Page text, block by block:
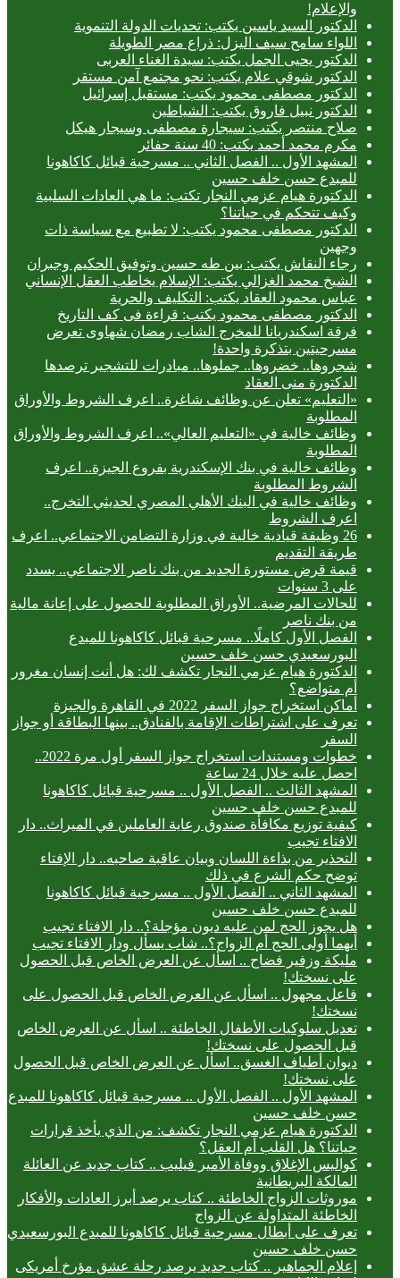
والإعلام!
الدكتور السيد ياسين يكتب: تحديات الدولة التنموية
اللواء سامح سيف اليزل: ذراع مصر الطويلة
الدكتور يحيى الجمل يكتب: سيدة الغناء العربى
الدكتور شوقي علام يكتب: نحو مجتمع آمن مستقر
الدكتور مصطفى محمود يكتب: مستقبل إسرائيل
الدكتور نبيل فاروق يكتب: الشياطين
صلاح منتصر يكتب: سيجارة مصطفى وسيجار هيكل
مكرم محمد أحمد يكتب: 40 سنة حفائر
المشهد الأول .. الفصل الثاني .. مسرحية قبائل كاكاهونا
للمبدع حسن خلف حسين
الدكتورة هيام عزمي النجار تكتب: ما هي العادات السلبية
وكيف تتحكم في حياتنا؟
الدكتور مصطفى محمود يكتب: لا تطبيع مع سياسة ذات
وجهين
رجاء النقاش يكتب: بين طه حسين وتوفيق الحكيم وجبران
الشيخ محمد الغزالي يكتب: الإسلام يخاطب العقل الإنساني
عباس محمود العقاد يكتب: التكليف والحرية
الدكتور مصطفى محمود يكتب: قراءة فى كف التاريخ
فرقة اسكندريانا للمخرج الشاب رمضان شهاوى تعرض
مسرحيتين بتذكرة واحدة!
شجروها.. خضروها.. جملوها.. مبادرات للتشجير ترصدها
الدكتورة منى العقاد
«التعليم» تعلن عن وظائف شاغرة.. اعرف الشروط والأوراق
المطلوبة
وظائف خالية في «التعليم العالي».. اعرف الشروط والأوراق
المطلوبة
وظائف خالية في بنك الإسكندرية بفروع الجيزة.. اعرف
الشروط المطلوبة
وظائف خالية في البنك الأهلي المصري لحديثي التخرج..
اعرف الشروط
26 وظيفة قيادية خالية في وزارة التضامن الاجتماعي.. اعرف
طريقة التقديم
قيمة قرض مستورة الجديد من بنك ناصر الاجتماعي.. يسدد
على 3 سنوات
للحالات المرضية.. الأوراق المطلوبة للحصول على إعانة مالية
من بنك ناصر
الفصل الأول كاملًا.. مسرحية قبائل كاكاهونا للمبدع
البورسعيدي حسن خلف حسين
الدكتورة هيام عزمي النجار تكشف لك: هل أنت إنسان مغرور
أم متواضع؟
أماكن استخراج جواز السفر 2022 في القاهرة والجيزة
تعرف على اشتراطات الإقامة بالفنادق.. بينها البطاقة أو جواز
السفر
خطوات ومستندات استخراج جواز السفر أول مرة 2022..
احصل عليه خلال 24 ساعة
المشهد الثالث .. الفصل الأول .. مسرحية قبائل كاكاهونا
للمبدع حسن خلف حسين
كيفية توزيع مكافأة صندوق رعاية العاملين في الميراث.. دار
الافتاء تجيب
التحذير من بذاءة اللسان وبيان عاقبة صاحبه.. دار الإفتاء
توضح حكم الشرع في ذلك
المشهد الثاني .. الفصل الأول .. مسرحية قبائل كاكاهونا
للمبدع حسن خلف حسين
هل يجوز الحج لمن عليه ديون مؤجلة؟.. دار الافتاء تجيب
أيهما أولى الحج أم الزواج؟.. شاب يسأل ودار الافتاء تجيب
مليكة وزفير فضاح .. اسأل عن العرض الخاص قبل الحصول
على نسختك!
فاعل مجهول .. اسأل عن العرض الخاص قبل الحصول على
نسختك!
تعديل سلوكيات الأطفال الخاطئة .. اسأل عن العرض الخاص
قبل الحصول على نسختك!
ديوان أطياف الغسق.. اسأل عن العرض الخاص قبل الحصول
على نسختك!
المشهد الأول .. الفصل الأول .. مسرحية قبائل كاكاهونا للمبدع
حسن خلف حسين
الدكتورة هيام عزمي النجار تكشف: من الذي يأخذ قرارات
حياتنا؟ هل القلب أم العقل؟
كواليس الإغلاق ووفاة الأمير فيليب .. كتاب جديد عن العائلة
المالكة البريطانية
موروثات الزواج الخاطئة .. كتاب يرصد أبرز العادات والأفكار
الخاطئة المتداولة عن الزواج
تعرف على أبطال مسرحية قبائل كاكاهونا للمبدع البورسعيدي
حسن خلف حسين
إعلام الجماهير .. كتاب جديد يرصد رحلة عشق مؤرخ أمريكى